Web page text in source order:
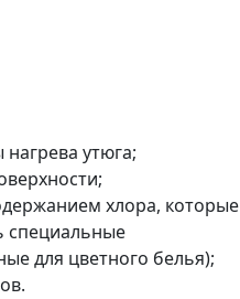
утюга;
хлора, которые
специальные
для цветного белья);